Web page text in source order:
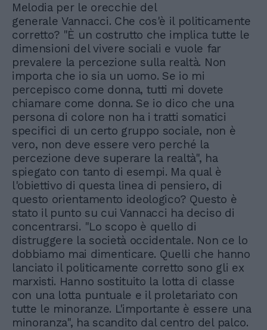
Melodia per le orecchie del
generale Vannacci. Che cos'è il politicamente
corretto? "È un costrutto che implica tutte le
dimensioni del vivere sociali e vuole far
prevalere la percezione sulla realtà. Non
importa che io sia un uomo. Se io mi
percepisco come donna, tutti mi dovete
chiamare come donna. Se io dico che una
persona di colore non ha i tratti somatici
specifici di un certo gruppo sociale, non è
vero, non deve essere vero perché la
percezione deve superare la realtà", ha
spiegato con tanto di esempi. Ma qual è
l'obiettivo di questa linea di pensiero, di
questo orientamento ideologico? Questo è
stato il punto su cui Vannacci ha deciso di
concentrarsi. "Lo scopo è quello di
distruggere la società occidentale. Non ce lo
dobbiamo mai dimenticare. Quelli che hanno
lanciato il politicamente corretto sono gli ex
marxisti. Hanno sostituito la lotta di classe
con una lotta puntuale e il proletariato con
tutte le minoranze. L'importante è essere una
minoranza", ha scandito dal centro del palco.